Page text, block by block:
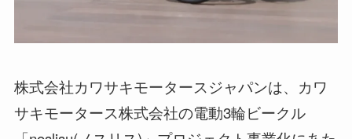
株式会社カワサキモータースジャパンは、カワ
サキモータース株式会社の電動3輪ビークル